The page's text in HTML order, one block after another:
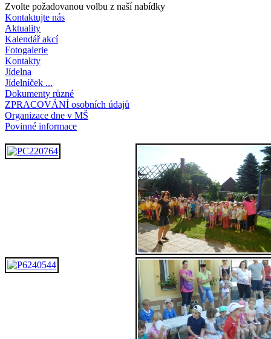
Zvolte požadovanou volbu z naší nabídky
Kontaktujte nás
Aktuality
Kalendář akcí
Fotogalerie
Kontakty
Jídelna
Jídelníček ...
Dokumenty různé
ZPRACOVÁNÍ osobních údajů
Organizace dne v MŠ
Povinné informace